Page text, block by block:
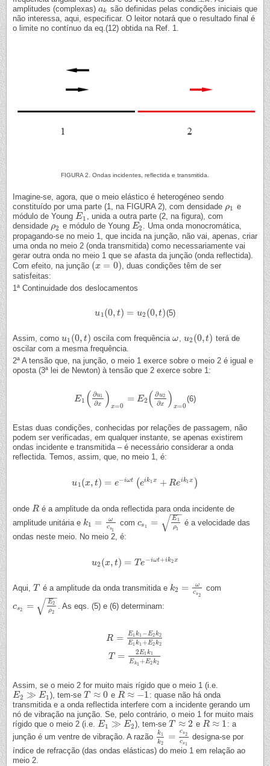
amplitudes (complexas) ak
ak são definidas pelas condições iniciais que
não interessa, aqui, especificar. O leitor notará que o resultado final é
o limite no contínuo da eq.(12) obtida na Ref. 1.
FIGURA 2. Ondas incidentes, reflectida e transmitida.
Imagine-se, agora, que o meio elástico é heterogéneo sendo
constituído por uma parte (1, na FIGURA 2), com densidade ρ1
ρ1 e
módulo de Young E1
E1 , unida a outra parte (2, na figura), com
densidade ρ2
ρ2 e módulo de Young E2
E2 . Uma onda monocromática,
propagando-se no meio 1, que incida na junção, não vai, apenas, criar
uma onda no meio 2 (onda transmitida) como necessariamente vai
gerar outra onda no meio 1 que se afasta da junção (onda reflectida).
Com efeito, na junção (x = 0)
(x= 0)
, duas condições têm de ser
satisfeitas:
1ª Continuidade dos deslocamentos
u1(0, t) = u2 (0,t)
u1 (0,t)=u 2(0,t) (5)
Assim, como u1 (0, t)
u1 (0,t) oscila com frequênciaω
ω u2 (0,t)
u2(0,t)
terá de
oscilar com a mesma frequência.
2ª A tensão que, na junção, o meio 1 exerce sobre o meio 2 é igual e
oposta (3ª lei de Newton) à tensão que 2 exerce sobre 1:
E1 ( ∂u1
∂x ) x=0
= E2 ( ∂u2
∂x ) x=0
E1 ∂ u1∂x )x E2 (∂u2 ∂x)x=0 (6)
Estas duas condições, conhecidas por relações de passagem, não
podem ser verificadas, em qualquer instante, se apenas existirem
ondas incidente e transmitida – é necessário considerar a onda
reflectida. Temos, assim, que, no meio 1, é:
u1(x, t) = e−iωt (eik1 x + Reik1 x )
u1 (x,t) = e −iωt(eik1 x+Reik 1x )
onde R
R é a amplitude da onda reflectida para onda incidente de
amplitude unitária e k1 =
ω
cs1
k1 =ω cs1 com cs1 = E1
ρ1
−−
−
√
cs1 =E 1ρ1
é a velocidade das
ondas neste meio. No meio 2, é:
u2 (x, t) = T e−iωt+ik2x
u2 (x,t) = T e− ω t+ik2x
Aqui, T
T é a amplitude da onda transmitida e k2 =
ω
cs2
k2 =ω cs2 com
cs2 = E2
ρ2
−−
−
√
cs2 =E 2 ρ2 . As eqs. (5) e (6) determinam:
R = E1k1 −E2k2
E1k1+E2k2
R= E1 k1−E2k2E
T = 2 E1k1
Ek1+E2k2
T = 2E 1k1Ek1+E
Assim, se o meio 2 for muito mais rígido que o meio 1 (i.e.
E2 ≫ E1
E2≫E 1 ), tem-seT ≈ 0
T ≈ 0 e R ≈ −1
R≈ −1
: quase não há onda
transmitida e a onda reflectida interfere com a incidente gerando um
nó de vibração na junção. Se, pelo contrário, o meio 1 for muito mais
rígido que o meio 2 (i.e. E1 ≫ E2
E1 ≫E 2 ), tem-seT ≈ 2
T ≈ 2 e R ≈ 1
R≈ 1
: a
junção é um ventre de vibração. A razão
k1
k2
=
cs2
cs1
k1 2= cs2 cs1
designa-se por
índice de refracção (das ondas elásticas) do meio 1 em relação ao
meio 2.